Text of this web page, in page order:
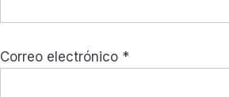
Correo electrónico *